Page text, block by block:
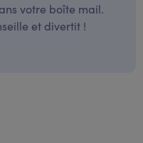
votre boîte mail.
et divertit !